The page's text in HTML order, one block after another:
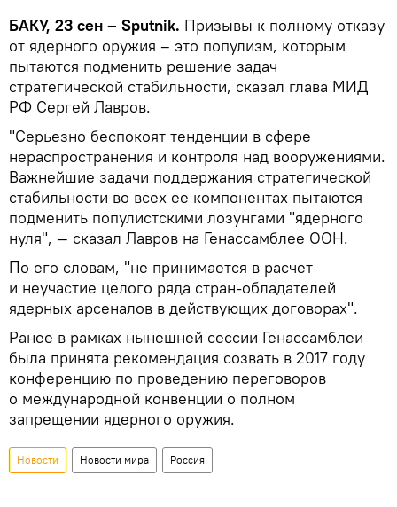
БАКУ, 23 сен – Sputnik. Призывы к полному отказу
от ядерного оружия – это популизм, которым
пытаются подменить решение задач
стратегической стабильности, сказал глава МИД
РФ Сергей Лавров.
"Серьезно беспокоят тенденции в сфере
нераспространения и контроля над вооружениями.
Важнейшие задачи поддержания стратегической
стабильности во всех ее компонентах пытаются
подменить популистскими лозунгами "ядерного
нуля", — сказал Лавров на Генассамблее ООН.
По его словам, "не принимается в расчет
и неучастие целого ряда стран-обладателей
ядерных арсеналов в действующих договорах".
Ранее в рамках нынешней сессии Генассамблеи
была принята рекомендация созвать в 2017 году
конференцию по проведению переговоров
о международной конвенции о полном
запрещении ядерного оружия.
Новости Новости мира Россия